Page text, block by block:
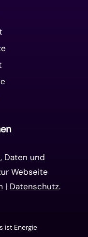
Daten und
Webseite
| Datenschutz.
ist Energie